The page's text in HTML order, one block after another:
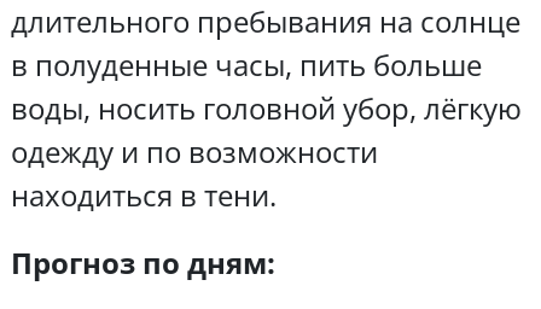
длительного пребывания на солнце
в полуденные часы, пить больше
воды, носить головной убор, лёгкую
одежду и по возможности
находиться в тени.
Прогноз по дням: